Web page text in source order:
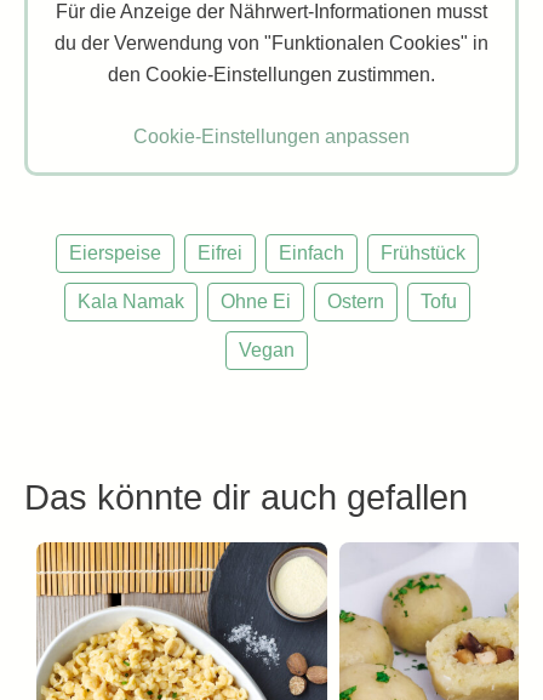
Für die Anzeige der Nährwert-Informationen musst
du der Verwendung von "Funktionalen Cookies" in
den Cookie-Einstellungen zustimmen.
Cookie-Einstellungen anpassen
Eierspeise Eifrei Einfach Frühstück
Kala Namak Ohne Ei Ostern Tofu
Vegan
Das könnte dir auch gefallen